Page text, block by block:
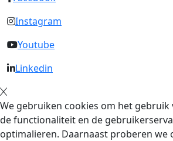
Instagram
Youtube
Linkedin
We gebruiken cookies om het gebruik
de functionaliteit en de
optimalieren. Daarnaast proberen we